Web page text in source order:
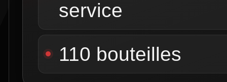
service
110 bouteilles